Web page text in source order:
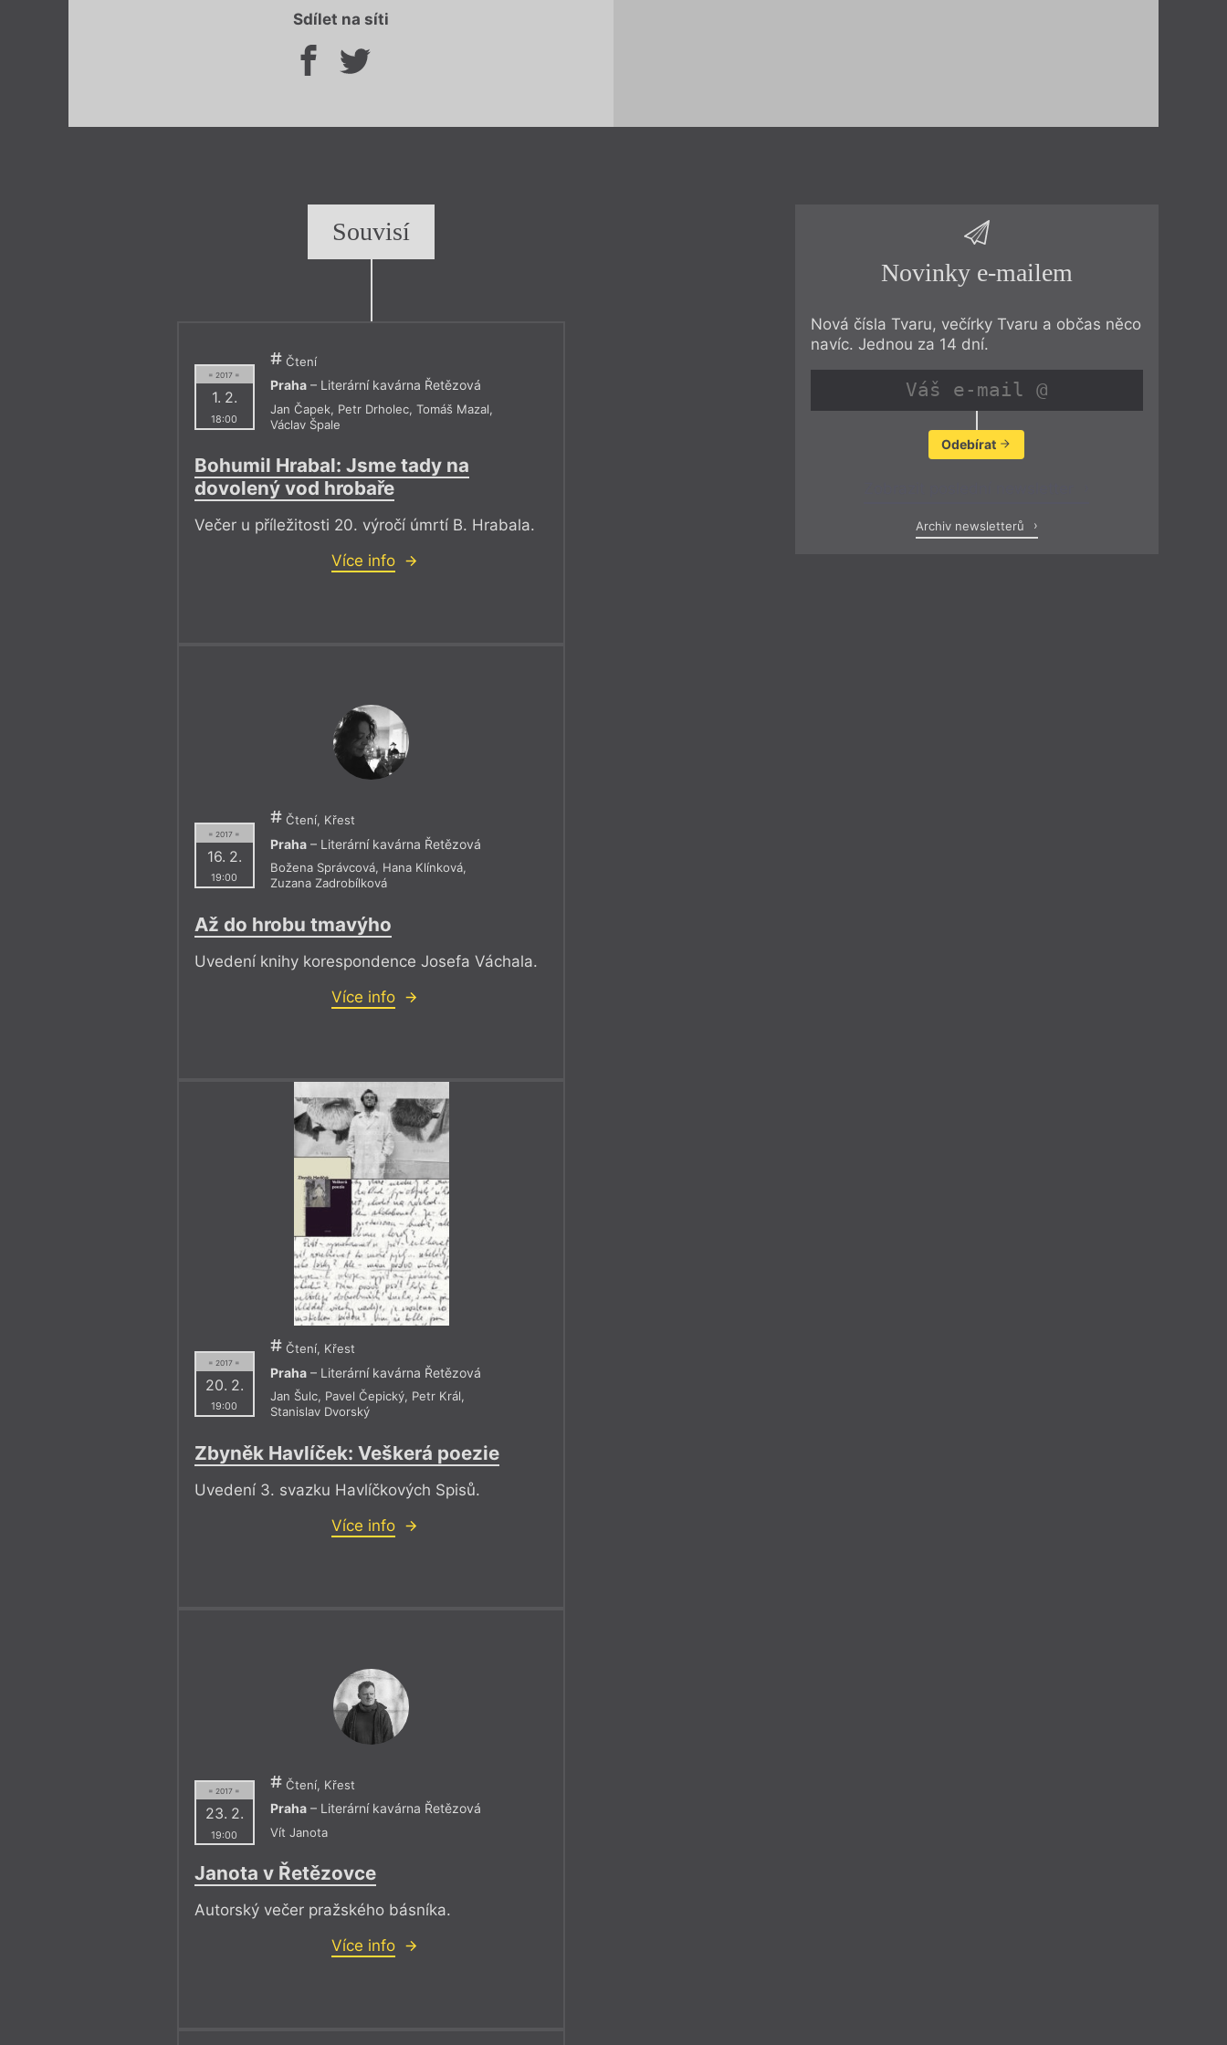
Sdílet na síti
Souvisí
= 2017 =
1. 2.
18:00
Čtení
Praha – Literární kavárna Řetězová
Jan Čapek, Petr Drholec,Tomáš Mazal,
Václav Špale
Bohumil Hrabal: Jsme tady na
dovolený vod hrobaře
Večer u příležitosti 20. výročí úmrtí B. Hrabala.
Více info
= 2017 =
16. 2.
19:00
Čtení, Křest
Praha – Literární kavárna Řetězová
Božena Správcová, Hana Klínková,
Zuzana Zadrobílková
Až do hrobu tmavýho
Uvedení knihy korespondence Josefa Váchala.
Více info
= 2017 =
20. 2.
19:00
Čtení, Křest
Praha – Literární kavárna Řetězová
Jan Šulc, Pavel Čepický, Petr Král,
Stanislav Dvorský
Zbyněk Havlíček: Veškerá poezie
Uvedení 3. svazku Havlíčkových Spisů.
Více info
= 2017 =
23. 2.
19:00
Čtení, Křest
Praha – Literární kavárna Řetězová
Vít Janota
Janota v Řetězovce
Autorský večer pražského básníka.
Více info
Novinky e-mailem
Nová čísla Tvaru, večírky Tvaru a občas něco
navíc. Jednou za 14 dní.
Odebírat
Archiv newsletterů